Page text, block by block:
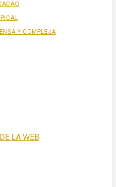
Y COMPLEJA
LA WEB